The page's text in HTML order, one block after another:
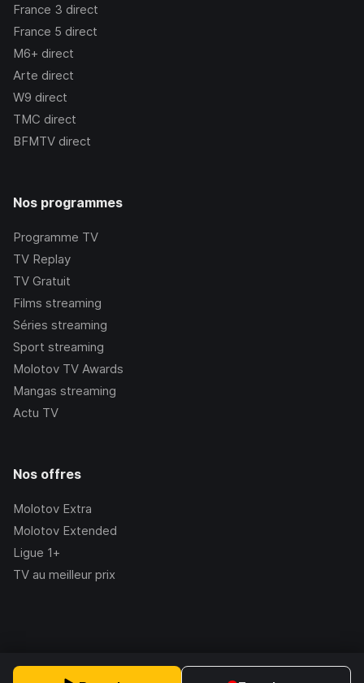
France 3 direct
France 5 direct
M6+ direct
Arte direct
W9 direct
TMC direct
BFMTV direct
Nos programmes
Programme TV
TV Replay
TV Gratuit
Films streaming
Séries streaming
Sport streaming
Molotov TV Awards
Mangas streaming
Actu TV
Nos offres
Molotov Extra
Molotov Extended
Ligue 1+
TV au meilleur prix
2.228.1